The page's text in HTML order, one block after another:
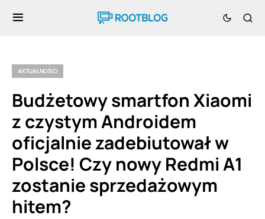
AKTUALNOŚCI
Budżetowy smartfon Xiaomi
z czystym Androidem
oficjalnie zadebiutował w
Polsce! Czy nowy Redmi A1
zostanie sprzedażowym
hitem?